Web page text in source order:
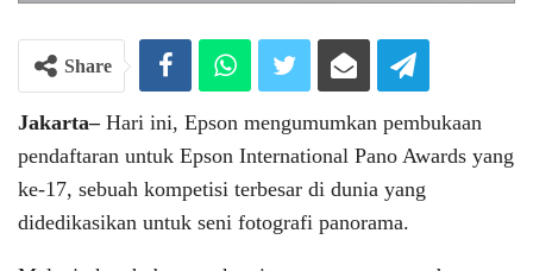
Share
Jakarta– Hari ini, Epson mengumumkan pembukaan
pendaftaran untuk Epson International Pano Awards yang
ke-17, sebuah kompetisi terbesar di dunia yang
didedikasikan untuk seni fotografi panorama.